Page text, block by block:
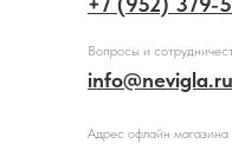
info@nevigla.ru
Вопросы и
Адрес офлайн магазина